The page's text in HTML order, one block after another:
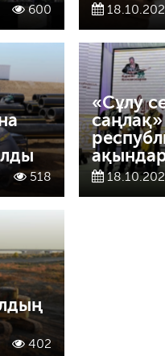
600
518
«Сұлу
402